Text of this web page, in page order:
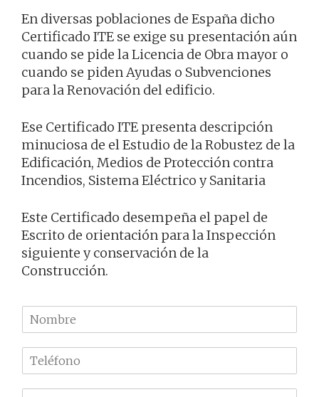
En diversas poblaciones de España dicho
Certificado ITE se exige su presentación aún
cuando se pide la Licencia de Obra mayor o
cuando se piden Ayudas o Subvenciones
para la Renovación del edificio.
Ese Certificado ITE presenta descripción
minuciosa de el Estudio de la Robustez de la
Edificación, Medios de Protección contra
Incendios, Sistema Eléctrico y Sanitaria
Este Certificado desempeña el papel de
Escrito de orientación para la Inspección
siguiente y conservación de la
Construcción.
N
o
m
r
e
l